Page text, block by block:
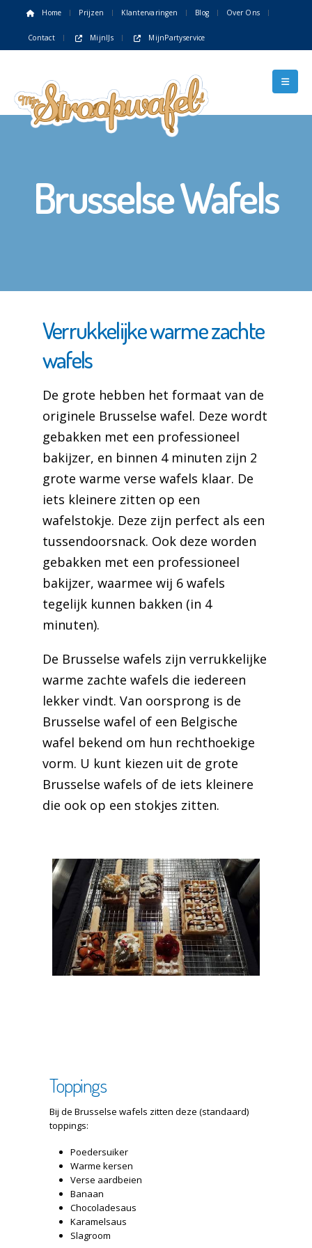
Home Prijzen Klantervaringen Blog Over Ons
Contact MijnIJs MijnPartyservice
Brusselse Wafels
Verrukkelijke warme zachte
wafels
De grote hebben het formaat van de
originele Brusselse wafel. Deze wordt
gebakken met een professioneel
bakijzer, en binnen 4 minuten zijn 2
grote warme verse wafels klaar. De
iets kleinere zitten op een
wafelstokje. Deze zijn perfect als een
tussendoorsnack. Ook deze worden
gebakken met een professioneel
bakijzer, waarmee wij 6 wafels
tegelijk kunnen bakken (in 4
minuten).
De Brusselse wafels zijn verrukkelijke
warme zachte wafels die iedereen
lekker vindt. Van oorsprong is de
Brusselse wafel of een Belgische
wafel bekend om hun rechthoekige
vorm. U kunt kiezen uit de grote
Brusselse wafels of de iets kleinere
die ook op een stokjes zitten.
Toppings
Bij de Brusselse wafels zitten deze (standaard)
toppings:
Poedersuiker
Warme kersen
Verse aardbeien
Banaan
Chocoladesaus
Karamelsaus
Slagroom